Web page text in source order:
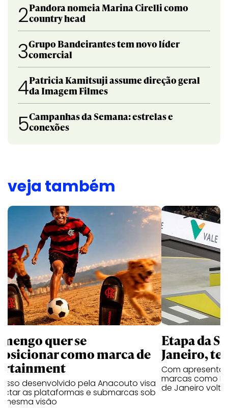
2Pandora nomeia Marina Cirelli como
country head
3Grupo Bandeirantes tem novo líder
comercial
4Patricia Kamitsuji assume direção geral
da Imagem Filmes
5Campanhas da Semana: estrelas e
conexões
veja também
quer se
como marca de
desenvolvido pela Anacouto visa
as plataformas e submarcas sob
mesma visão
Etapa da
Janeiro,
Com
marcas como
de Janeiro